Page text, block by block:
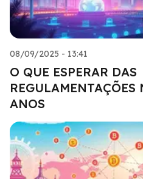
08/09/2025 - 13:41
O QUE ESPERAR DAS
REGULAMENTAÇÕES
ANOS